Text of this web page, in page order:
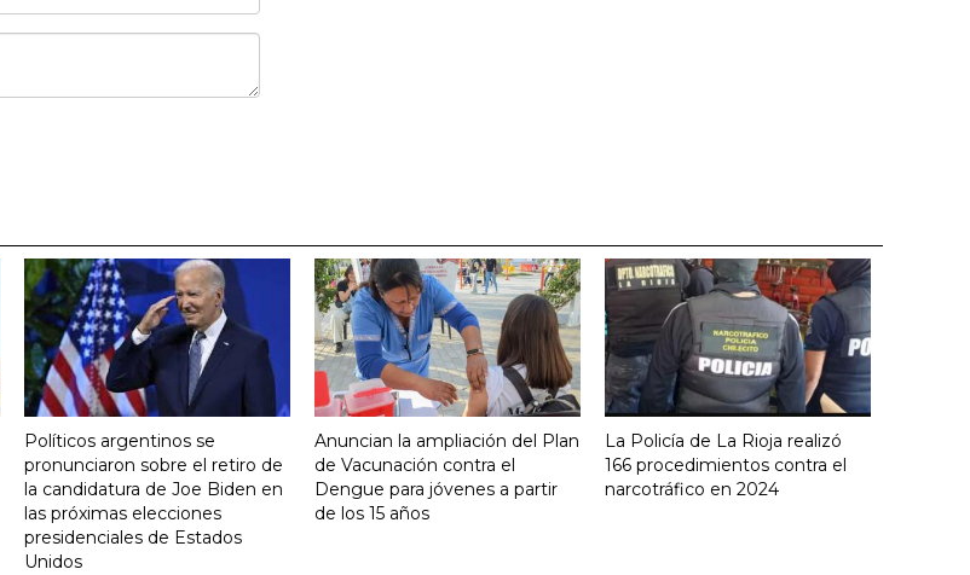
Políticos argentinos se
pronunciaron sobre el retiro de
la candidatura de Joe Biden en
las próximas elecciones
presidenciales de Estados
Unidos
Anuncian la ampliación del Plan
de Vacunación contra el
Dengue para jóvenes a partir
de los 15 años
La Policía de La Rioja realizó
166 procedimientos contra el
narcotráfico en 2024